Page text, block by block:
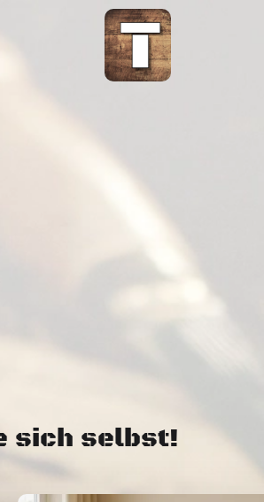
sich selbst!